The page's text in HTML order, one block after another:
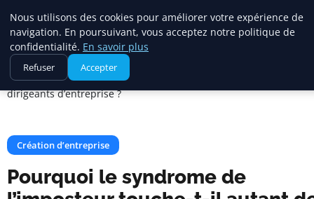
Maadi Gazette
Accueil
Création d’entreprise
Pourquoi le syndrome de l’imposteur touche-t-il autant de
dirigeants d’entreprise ?
Création d’entreprise
Pourquoi le syndrome de
Nous utilisons des cookies pour améliorer votre expérience de
navigation. En poursuivant, vous acceptez notre politique de
confidentialité. En savoir plus
Refuser Accepter